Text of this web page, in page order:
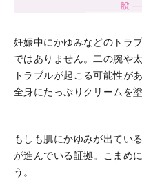
妊娠中にかゆみなどのトラ
ではありません。二の腕や
トラブルが起こる可能性が
全身にたっぷりクリームを
もしも肌にかゆみが出てい
が進んでいる証拠。こまめ
う。